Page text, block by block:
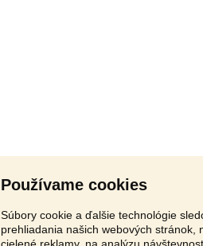
Používame cookies
Súbory cookie a ďalšie technológie
prehliadania našich webových stránok,
cielené reklamy, na analýzu